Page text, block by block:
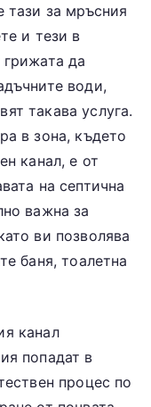
тази за мръсния
и тези в
да
води,
такава услуга.
в зона, където
канал, е от
на септична
важна за
ви позволява
баня, тоалетна
канал
попадат в
процес по